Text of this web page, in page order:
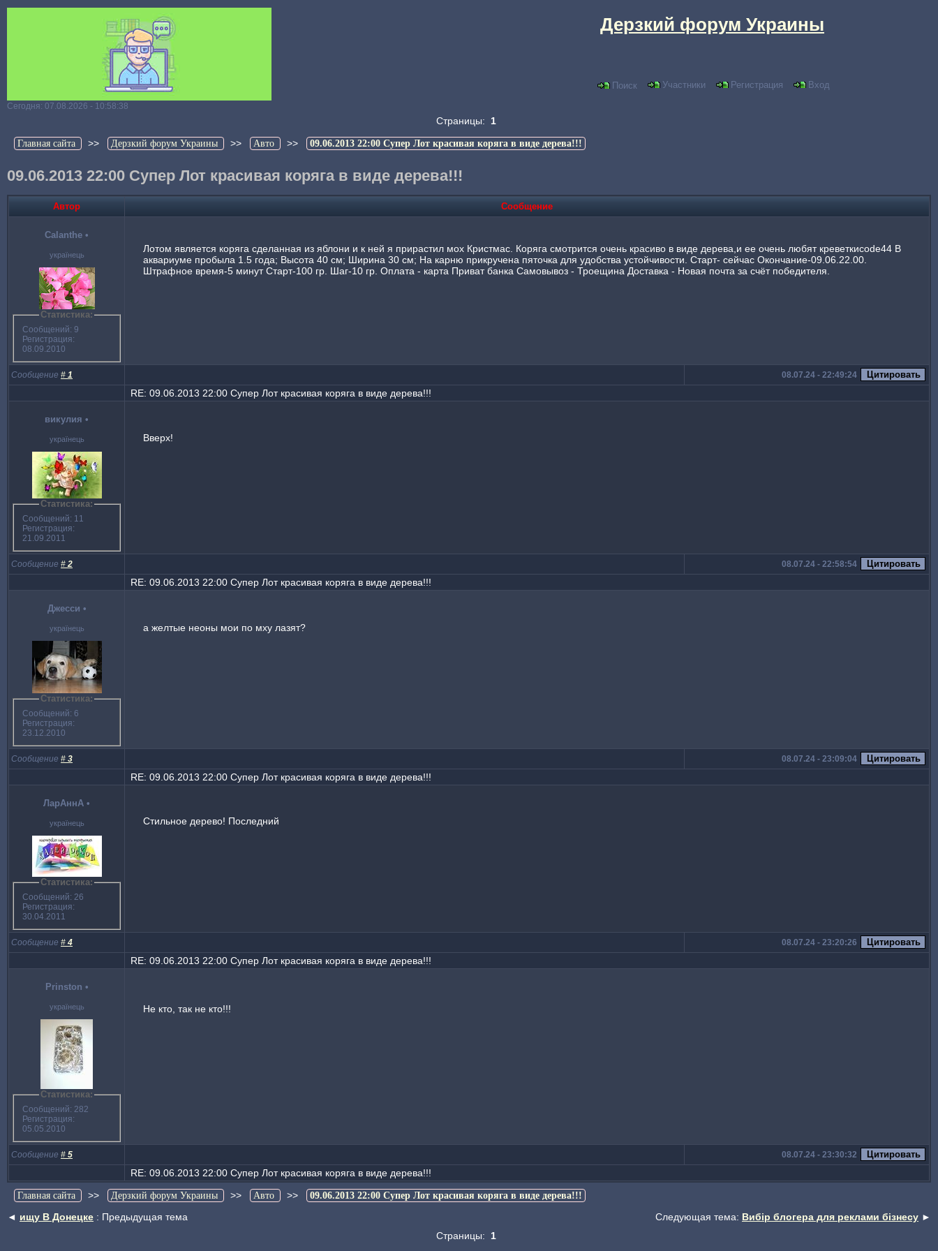
Дерзкий форум Украины
Поиск Участники Регистрация Вход
Сегодня: 07.08.2026 - 10:58:38
Страницы: 1
Главная сайта >> Дерзкий форум Украины >> Авто >> 09.06.2013 22:00 Супер Лот красивая коряга в виде дерева!!!
09.06.2013 22:00 Супер Лот красивая коряга в виде дерева!!!
Автор Сообщение
Calanthe •
українець
Статистика:
Сообщений: 9
Регистрация:
08.09.2010
Лотом является коряга сделанная из яблони и к ней я прирастил мох Кристмас. Коряга смотрится очень красиво в виде дерева,и ее очень любят креветкиcode44 В
аквариуме пробыла 1.5 года; Высота 40 см; Ширина 30 см; На карню прикручена пяточка для удобства устойчивости. Старт- сейчас Окончание-09.06.22.00.
Штрафное время-5 минут Старт-100 гр. Шаг-10 гр. Оплата - карта Приват банка Самовывоз - Троещина Доставка - Новая почта за счёт победителя.
Сообщение # 1 08.07.24 - 22:49:24
RE: 09.06.2013 22:00 Супер Лот красивая коряга в виде дерева!!!
викулия •
українець
Статистика:
Сообщений: 11
Регистрация:
21.09.2011
Вверх!
Сообщение # 2 08.07.24 - 22:58:54
RE: 09.06.2013 22:00 Супер Лот красивая коряга в виде дерева!!!
Джесси •
українець
Статистика:
Сообщений: 6
Регистрация:
23.12.2010
а желтые неоны мои по мху лазят?
Сообщение # 3 08.07.24 - 23:09:04
RE: 09.06.2013 22:00 Супер Лот красивая коряга в виде дерева!!!
ЛарАннА •
українець
Статистика:
Сообщений: 26
Регистрация:
30.04.2011
Стильное дерево! Последний
Сообщение # 4 08.07.24 - 23:20:26
RE: 09.06.2013 22:00 Супер Лот красивая коряга в виде дерева!!!
Prinston •
українець
Статистика:
Сообщений: 282
Регистрация:
05.05.2010
Не кто, так не кто!!!
Сообщение # 5 08.07.24 - 23:30:32
RE: 09.06.2013 22:00 Супер Лот красивая коряга в виде дерева!!!
Главная сайта >> Дерзкий форум Украины >> Авто >> 09.06.2013 22:00 Супер Лот красивая коряга в виде дерева!!!
◄ ищу В Донецке : Предыдущая тема Следующая тема: Вибір блогера для реклами бізнесу ►
Страницы: 1